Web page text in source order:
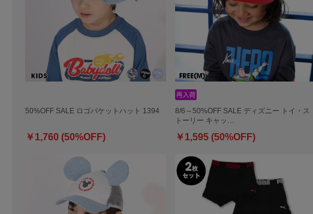
50%OFF SALE ロゴバケットハット 1394
￥1,760 (50%OFF)
8/6～50%OFF SALE ディズニー トイ・ス
トーリー キャッ…
￥1,595 (50%OFF)